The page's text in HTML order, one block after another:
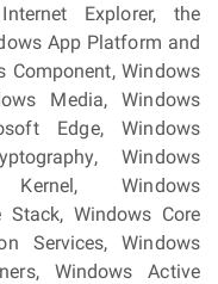
Explorer, the
App Platform and
Component, Windows
Media, Windows
Edge, Windows
Windows
Kernel, Windows
Stack, Windows Core
Services, Windows
Windows Active